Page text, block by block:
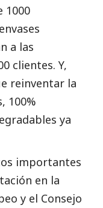
1000
a las
clientes. Y,
reinventar la
100%
ya
importantes
en la
y el Consejo